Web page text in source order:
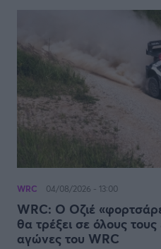
WRC 04/08/2026 - 13:00
WRC: Ο Οζιέ
θα τρέξει σε όλους
αγώνες του WRC